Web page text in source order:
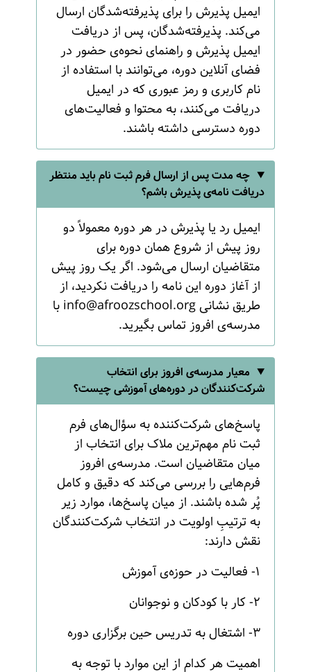
ایمیل پذیرش را برای پذیرفته‌شدگان ارسال
می‌کند. پذیرفته‌شدگان، پس از دریافت
ایمیل پذیرش و راهنمای نحوه‌ی حضور در
فضای آنلاین دوره، می‌توانند با استفاده از
نام کاربری و رمز عبوری که در ایمیل
دریافت می‌کنند، به محتوا و فعالیت‌های
دوره دسترسی داشته باشند.
چه مدت پس از ارسال فرم ثبت نام باید منتظر
دریافت نامه‌ی پذیرش باشم؟
ایمیل رد یا پذیرش در هر دوره معمولاً دو
روز پیش از شروع همان دوره برای
متقاضیان ارسال می‌شود. اگر یک روز پیش
از آغاز دوره این نامه را دریافت نکردید، از
طریق نشانیinfo@afroozschool.org با
مدرسه‌ی افروز تماس بگیرید.
معیار مدرسه‌ی افروز برای انتخاب
شرکت‌کنندگان در دوره‌های آموزشی چیست؟
پاسخ‌های شرکت‌کننده به سؤال‌های فرم
ثبت نام مهم‌ترین ملاک برای انتخاب از
میان متقاضیان است. مدرسه‌ی افروز
فرم‌هایی را بررسی می‌کند که دقیق و کامل
پُر شده باشند. از میان پاسخ‌ها، موارد زیر
به ترتیبِ اولویت در انتخاب شرکت‌کنندگان
نقش دارند:
۱- فعالیت در حوزه‌ی آموزش
۲- کار با کودکان و نوجوانان
۳- اشتغال به تدریس حین برگزاری دوره
اهمیت هر کدام از این موارد با توجه به